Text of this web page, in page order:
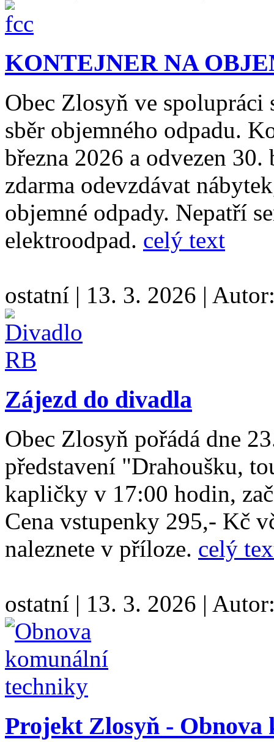
KONTEJNER NA
Obec Zlosyň ve spolupráci
sběr objemného odpadu.
března 2026 a odvezen
zdarma odevzdávat
objemné odpady. Nepatří
elektroodpad. celý text
ostatní | 13. 3. 2026 |
Zájezd do divadla
Obec Zlosyň pořádá dne
představení "Drahoušku,
kapličky v 17:00 hodin,
Cena vstupenky 295,- Kč
naleznete v příloze. celý
ostatní | 13. 3. 2026 |
Projekt Zlosyň -